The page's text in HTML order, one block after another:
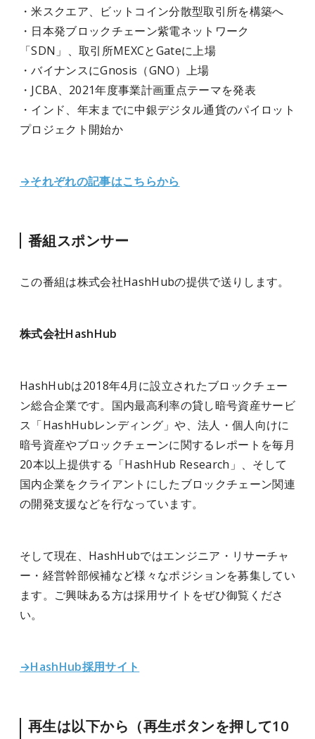
・米スクエア、ビットコイン分散型取引所を構築へ
・日本発ブロックチェーン紫電ネットワーク
「SDN」、取引所MEXCとGateに上場
・バイナンスにGnosis（GNO）上場
・JCBA、2021年度事業計画重点テーマを発表
・インド、年末までに中銀デジタル通貨のパイロット
プロジェクト開始か
→それぞれの記事はこちらから
番組スポンサー
この番組は株式会社HashHubの提供で送りします。
株式会社HashHub
HashHubは2018年4月に設立されたブロックチェー
ン総合企業です。国内最高利率の貸し暗号資産サービ
ス「HashHubレンディング」や、法人・個人向けに
暗号資産やブロックチェーンに関するレポートを毎月
20本以上提供する「HashHub Research」、そして
国内企業をクライアントにしたブロックチェーン関連
の開発支援などを行なっています。
そして現在、HashHubではエンジニア・リサーチャ
ー・経営幹部候補など様々なポジションを募集してい
ます。ご興味ある方は採用サイトをぜひ御覧くださ
い。
→HashHub採用サイト
再生は以下から（再生ボタンを押して10